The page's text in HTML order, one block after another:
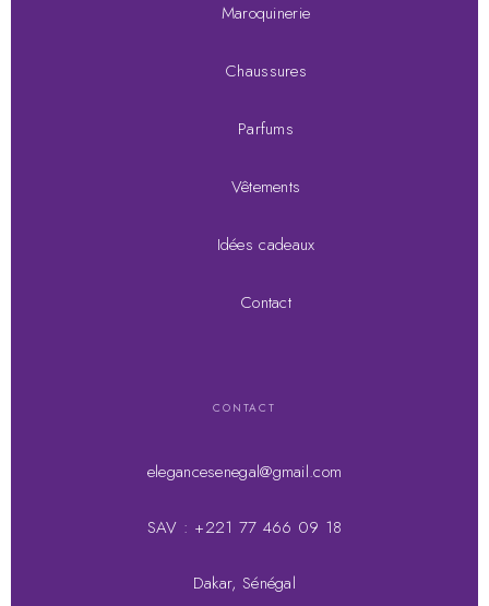
Maroquinerie
Chaussures
Parfums
Vêtements
Idées cadeaux
Contact
CONTACT
elegancesenegal@gmail.com
SAV : +221 77 466 09 18
Dakar, Sénégal